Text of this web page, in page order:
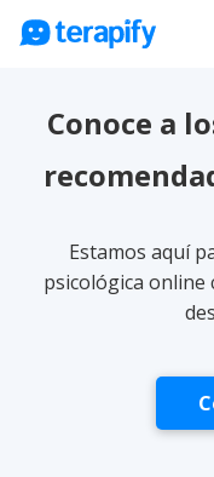
Opiniones
Preguntas frecuentes
Conoce a
Estamos aquí
psicológica online